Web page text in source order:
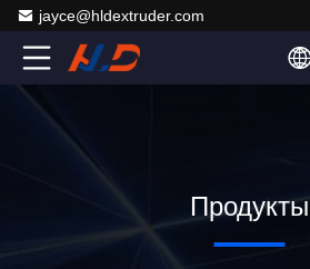
jayce@hldextruder.com
Продукты